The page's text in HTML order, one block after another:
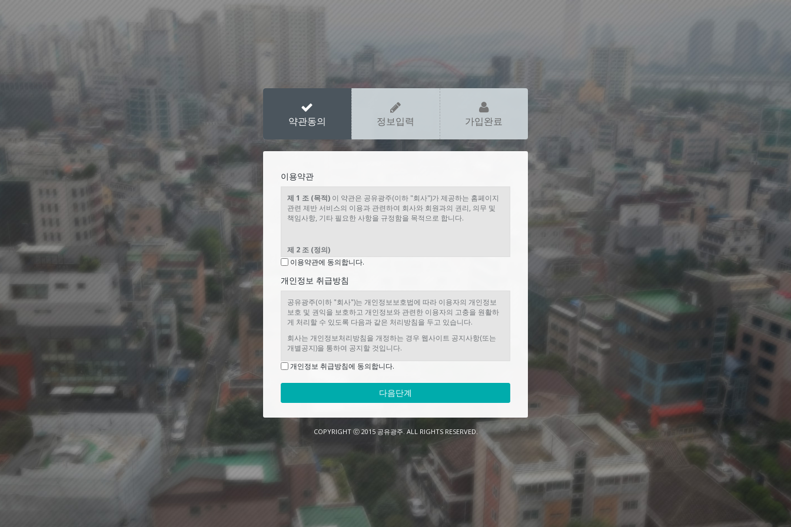
약관동의 정보입력 가입완료
이용약관
제 1 조 (목적) 이 약관은 공유광주(이하 "회사")가 제공하는 홈페이지
관련 제반 서비스의 이용과 관련하여 회사와 회원과의 권리, 의무 및
책임사항, 기타 필요한 사항을 규정함을 목적으로 합니다.
제 2 조 (정의)
① "서비스"라 함은 구현되는 단말기(PC, TV, 휴대형단말기 등의 각종
유무선 장치를 포함)와 상관없이 "회원"이 이용할 수 있는 홈페이지 관
련 제반 서비스를 의미합니다.
② "회원"이라 함은 회사의 "서비스"에 접속하여 이 약관에 따라 "회
사"와 이용계약을 체결하고 "회사"가 제공하는 "서비스"를 이용하는
고객을 말합니다.
③ "아이디(ID)"라 함은 "회원"의 식별과 "서비스" 이용을 위하여 "회
원"이 정하고 "회사"가 승인하는 문자와 숫자의 조합을 의미합니다.
④ "비밀번호"라 함은 "회원"이 부여 받은 "아이디와 일치되는 "회
원"임을 확인하고 비밀보호를 위해 "회원" 자신이 정한 문자 또는 숫자
의 조합을 의미합니다.
⑤ "게시물"이라 함은 "회원"이 "서비스"를 이용함에 있어 "서비스
의 글, 사진, 동영상 및 각종 파일과 링크 등을 의미합니다.
① "회사"는 이 약관의 내용을 "회원"이 쉽게 알 수 있도록 서비스 초기
화면에 게시합니다.
② "회사"는 "약관의규제에관한법률", "정보통신망이용촉진및정보보
호등에관한법률(이하 "정보통신망법")" 등 관련법을 위배하지 않는 범
위에서 이 약관을 개정할 수 있습니다.
이용약관에 동의합니다.
개인정보 취급방침
공유광주(이하 "회사")는 개인정보보호법에 따라 이용자의 개인정보
보호 및 권익을 보호하고 개인정보와 관련한 이용자의 고충을 원활하
게 처리할 수 있도록 다음과 같은 처리방침을 두고 있습니다.
회사는 개인정보처리방침을 개정하는 경우 웹사이트 공지사항(또는
개별공지)을 통하여 공지할 것입니다.
○ 본 방침은부터 2016년 4월 1일부터 시행됩니다.
보는 다음의 목적이외의 용도로는 사용되지 않으며 이용 목적이 변경
될 시에는 사전동의를 구할 예정입니다.
가. 홈페이지 회원가입 및 관리 회원 가입의사 확인, 회원제 서비
스 제공에 따른 본인 식별·인증, 회원자격 유지·관리, 제한적 본인확인
제 시행에 따른 본인확인, 서비스 부정이용 방지, 각종 고지·통지, 고충
처리 등을 목적으로 개인정보를 처리합니다.
나. 민원사무 처리 민원인의 신원 확인, 사실조사를 위한 연락·통지
등을 목적으로 개인정보를 처리합니다.
다. 재화 또는 서비스 제공 콘텐츠 제공 등을 목적으로 개인정보를
개인정보 취급방침에 동의합니다.
다음단계
COPYRIGHT ⓒ 2015 공유광주. ALL RIGHTS RESERVED.